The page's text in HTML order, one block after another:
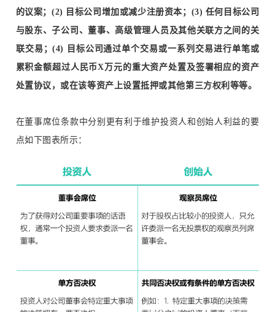
的议案；(2) 目标公司增加或减少注册资本；(3) 任何目标公司
与股东、子公司、董事、高级管理人员及其他关联方之间的关
联交易；(4) 目标公司通过单个交易或一系列交易进行单笔或
累积金额超过人民币X万元的重大资产处置及签署相应的资产
处置协议，或在该等资产上设置抵押或其他第三方权利等等。
在董事席位条款中分别更有利于维护投资人和创始人利益的要
点如下图表所示：